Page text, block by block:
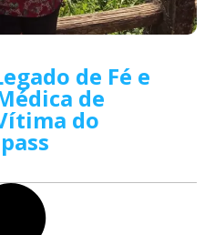
de Fé e
de
do